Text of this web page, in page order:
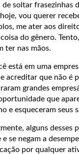
de soltar frasezinhas
vou querer
me ater aos
do gênero.
ter nas mãos.
está em uma
acreditar que não é
grandes
que
e esqueceram seus
alguns desses
se negam a
por qualquer